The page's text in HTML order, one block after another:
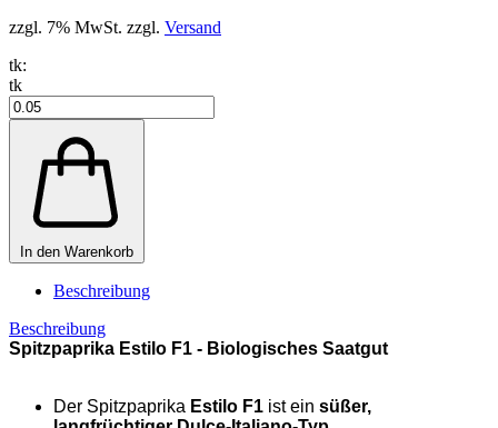
zzgl. 7% MwSt. zzgl. Versand
tk:
tk
In den Warenkorb
Beschreibung
Beschreibung
Spitzpaprika Estilo F1 - Biologisches Saatgut
Der Spitzpaprika Estilo F1 ist ein süßer,